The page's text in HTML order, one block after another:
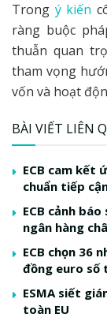
Trong ý kiến
ràng buộc
thuẫn quan
tham vọng
vốn và hoạt
BÀI VIẾT LIÊN
ECB cam kết
chuẩn tiếp
ECB cảnh
ngân hàng
ECB chọn 36
đồng euro số
ESMA siết
toàn EU